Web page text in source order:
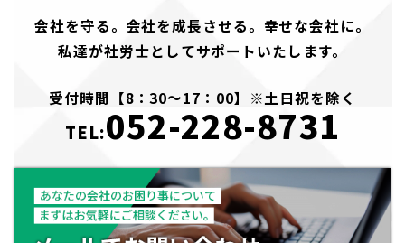
会社を守る。会社を成長させる。幸せな会社に。
私達が社労士としてサポートいたします。
受付時間【8：30～17：00】※土日祝を除く
TEL:052-228-8731